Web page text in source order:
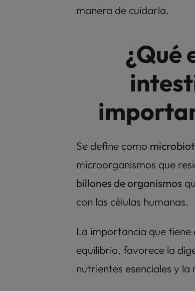
manera de cuidarla.
¿Qué
Se define como
billones de organismos
con las células humanas.
La importancia que tiene
equilibrio, favorece la
nutrientes esenciales y